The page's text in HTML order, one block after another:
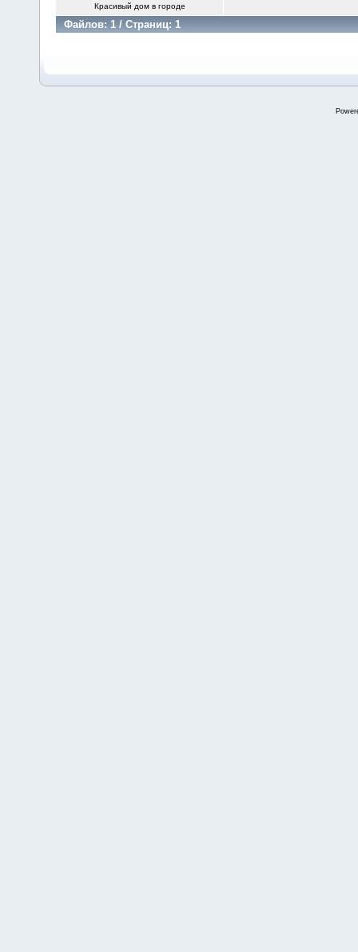
Красивый дом в городе
Файлов: 1 / Страниц: 1